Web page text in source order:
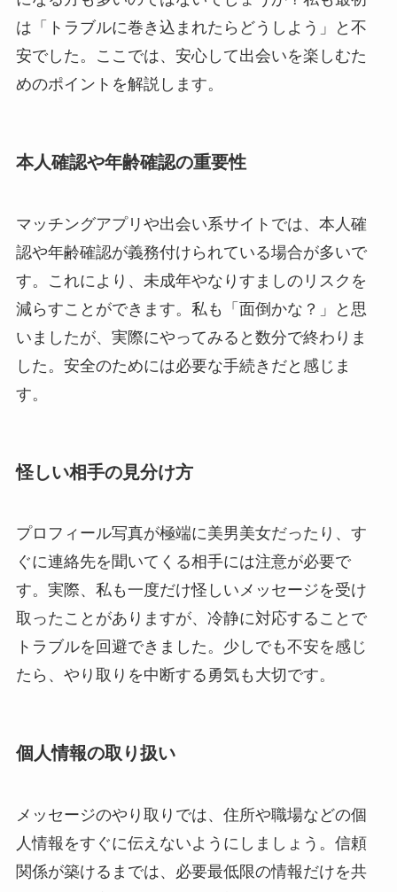
は「トラブルに巻き込まれたらどうしよう」と不
安でした。ここでは、安心して出会いを楽しむた
めのポイントを解説します。
本人確認や年齢確認の重要性
マッチングアプリや出会い系サイトでは、本人確
認や年齢確認が義務付けられている場合が多いで
す。これにより、未成年やなりすましのリスクを
減らすことができます。私も「面倒かな？」と思
いましたが、実際にやってみると数分で終わりま
した。安全のためには必要な手続きだと感じま
す。
怪しい相手の見分け方
プロフィール写真が極端に美男美女だったり、す
ぐに連絡先を聞いてくる相手には注意が必要で
す。実際、私も一度だけ怪しいメッセージを受け
取ったことがありますが、冷静に対応することで
トラブルを回避できました。少しでも不安を感じ
たら、やり取りを中断する勇気も大切です。
個人情報の取り扱い
メッセージのやり取りでは、住所や職場などの個
人情報をすぐに伝えないようにしましょう。信頼
関係が築けるまでは、必要最低限の情報だけを共